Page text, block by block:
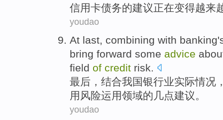
信用卡债务的建议正在变得越来
youdao
At last, combining with banking
bring forward some advice
field of credit risk.
最后 ， 结合我国银行业实际情况
用 风险运用领域的 几点建议。
youdao